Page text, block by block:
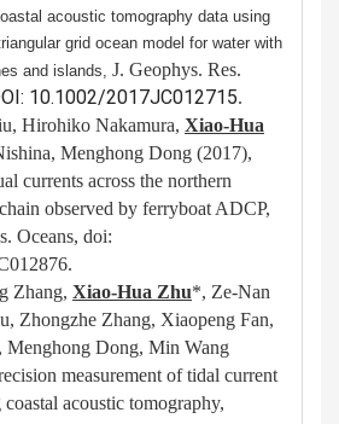
acoustic tomography data using
grid ocean model for water with
and islands, J. Geophys. Res.
10.1002/2017JC012715.
Hirohiko Nakamura, Xiao-Hua
Menghong Dong (2017),
currents across the northern
observed by ferryboat ADCP,
Oceans, doi:
Zhang, Xiao-Hua Zhu*, Ze-Nan
Zhongzhe Zhang, Xiaopeng Fan,
Menghong Dong, Min Wang
measurement of tidal current
coastal acoustic tomography,